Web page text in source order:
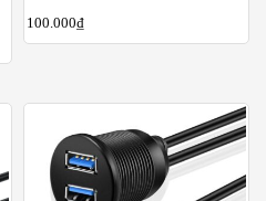
100.000₫